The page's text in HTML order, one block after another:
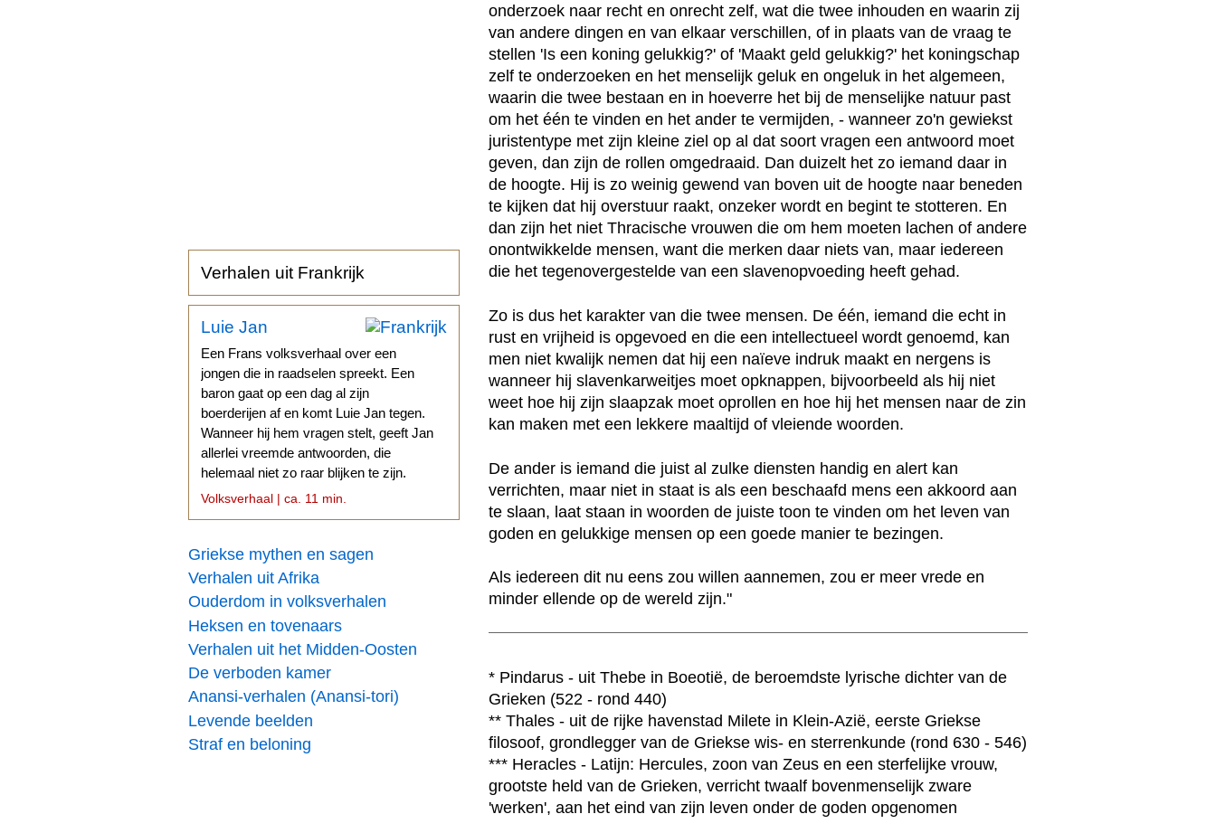
Verhalen uit Frankrijk
Luie Jan
Een Frans volksverhaal over een
jongen die in raadselen spreekt. Een
baron gaat op een dag al zijn
boerderijen af en komt Luie Jan tegen.
Wanneer hij hem vragen stelt, geeft Jan
allerlei vreemde antwoorden, die
helemaal niet zo raar blijken te zijn.
Volksverhaal | ca. 11 min.
Griekse mythen en sagen
Verhalen uit Afrika
Ouderdom in volksverhalen
Heksen en tovenaars
Verhalen uit het Midden-Oosten
De verboden kamer
Anansi-verhalen (Anansi-tori)
Levende beelden
Straf en beloning
onderzoek naar recht en onrecht zelf, wat die twee inhouden en waarin zij
van andere dingen en van elkaar verschillen, of in plaats van de vraag te
stellen 'Is een koning gelukkig?' of 'Maakt geld gelukkig?' het koningschap
zelf te onderzoeken en het menselijk geluk en ongeluk in het algemeen,
waarin die twee bestaan en in hoeverre het bij de menselijke natuur past
om het één te vinden en het ander te vermijden, - wanneer zo'n gewiekst
juristentype met zijn kleine ziel op al dat soort vragen een antwoord moet
geven, dan zijn de rollen omgedraaid. Dan duizelt het zo iemand daar in
de hoogte. Hij is zo weinig gewend van boven uit de hoogte naar beneden
te kijken dat hij overstuur raakt, onzeker wordt en begint te stotteren. En
dan zijn het niet Thracische vrouwen die om hem moeten lachen of andere
onontwikkelde mensen, want die merken daar niets van, maar iedereen
die het tegenovergestelde van een slavenopvoeding heeft gehad.
Zo is dus het karakter van die twee mensen. De één, iemand die echt in
rust en vrijheid is opgevoed en die een intellectueel wordt genoemd, kan
men niet kwalijk nemen dat hij een naïeve indruk maakt en nergens is
wanneer hij slavenkarweitjes moet opknappen, bijvoorbeeld als hij niet
weet hoe hij zijn slaapzak moet oprollen en hoe hij het mensen naar de zin
kan maken met een lekkere maaltijd of vleiende woorden.
De ander is iemand die juist al zulke diensten handig en alert kan
verrichten, maar niet in staat is als een beschaafd mens een akkoord aan
te slaan, laat staan in woorden de juiste toon te vinden om het leven van
goden en gelukkige mensen op een goede manier te bezingen.
Als iedereen dit nu eens zou willen aannemen, zou er meer vrede en
minder ellende op de wereld zijn."
* Pindarus - uit Thebe in Boeotië, de beroemdste lyrische dichter van de
Grieken (522 - rond 440)
** Thales - uit de rijke havenstad Milete in Klein-Azië, eerste Griekse
filosoof, grondlegger van de Griekse wis- en sterrenkunde (rond 630 - 546)
*** Heracles - Latijn: Hercules, zoon van Zeus en een sterfelijke vrouw,
grootste held van de Grieken, verricht twaalf bovenmenselijk zware
'werken', aan het eind van zijn leven onder de goden opgenomen